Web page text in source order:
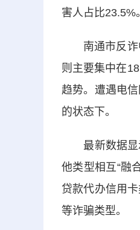
害人占比23.5%。
南通市反诈中
则主要集中在
趋势。遭遇电
的状态下。
最新数据显示
他类型相互“融
贷款代办信用
等诈骗类型。